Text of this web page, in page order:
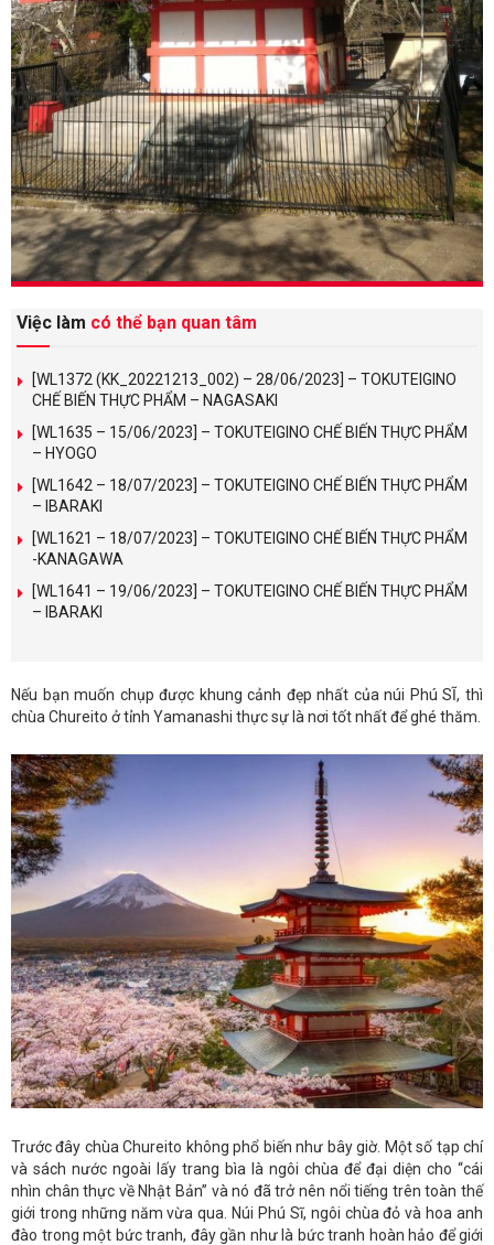
Việc làm có thể bạn quan tâm
[WL1372 (KK_20221213_002) – 28/06/2023] – TOKUTEIGINO
CHẾ BIẾN THỰC PHẨM – NAGASAKI
[WL1635 – 15/06/2023] – TOKUTEIGINO CHẾ BIẾN THỰC PHẨM
– HYOGO
[WL1642 – 18/07/2023] – TOKUTEIGINO CHẾ BIẾN THỰC PHẨM
– IBARAKI
[WL1621 – 18/07/2023] – TOKUTEIGINO CHẾ BIẾN THỰC PHẨM
-KANAGAWA
[WL1641 – 19/06/2023] – TOKUTEIGINO CHẾ BIẾN THỰC PHẨM
– IBARAKI
Nếu bạn muốn chụp được khung cảnh đẹp nhất của núi Phú SĨ, thì
chùa Chureito ở tỉnh Yamanashi thực sự là nơi tốt nhất để ghé thăm.
Trước đây chùa Chureito không phổ biến như bây giờ. Một số tạp chí
và sách nước ngoài lấy trang bìa là ngôi chùa để đại diện cho “cái
nhìn chân thực về Nhật Bản” và nó đã trở nên nổi tiếng trên toàn thế
giới trong những năm vừa qua. Núi Phú Sĩ, ngôi chùa đỏ và hoa anh
đào trong một bức tranh, đây gần như là bức tranh hoàn hảo để giới